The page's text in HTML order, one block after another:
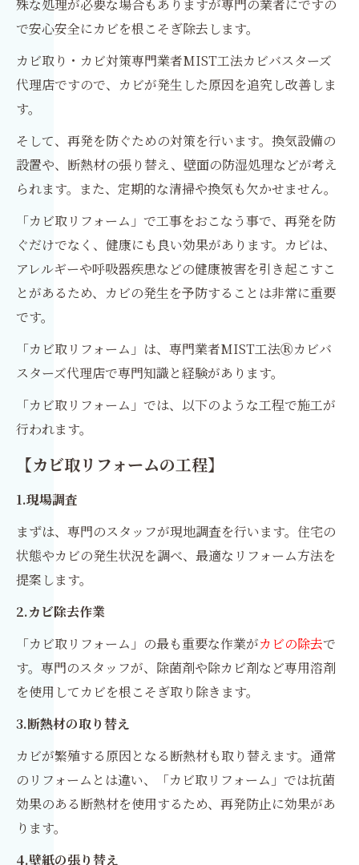
殊な処理が必要な場合もありますが専門の業者にですの
で安心安全にカビを根こそぎ除去します。
カビ取り・カビ対策専門業者MIST工法カビバスターズ
代理店ですので、カビが発生した原因を追究し改善しま
す。
そして、再発を防ぐための対策を行います。換気設備の
設置や、断熱材の張り替え、壁面の防湿処理などが考え
られます。また、定期的な清掃や換気も欠かせません。
「カビ取リフォーム」で工事をおこなう事で、再発を防
ぐだけでなく、健康にも良い効果があります。カビは、
アレルギーや呼吸器疾患などの健康被害を引き起こすこ
とがあるため、カビの発生を予防することは非常に重要
です。
「カビ取リフォーム」は、専門業者MIST工法Ⓡカビバ
スターズ代理店で専門知識と経験があります。
「カビ取リフォーム」では、以下のような工程で施工が
行われます。
【カビ取リフォームの工程】
1.現場調査
まずは、専門のスタッフが現地調査を行います。住宅の
状態やカビの発生状況を調べ、最適なリフォーム方法を
提案します。
2.カビ除去作業
「カビ取リフォーム」の最も重要な作業がカビの除去で
す。専門のスタッフが、除菌剤や除カビ剤など専用溶剤
を使用してカビを根こそぎ取り除きます。
3.断熱材の取り替え
カビが繁殖する原因となる断熱材も取り替えます。通常
のリフォームとは違い、「カビ取リフォーム」では抗菌
効果のある断熱材を使用するため、再発防止に効果があ
ります。
4.壁紙の張り替え